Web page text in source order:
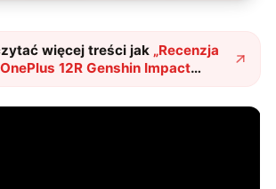
więcej treści jak „Recenzja
12R Genshin Impact
dla fanów, ciekawostka dla
?